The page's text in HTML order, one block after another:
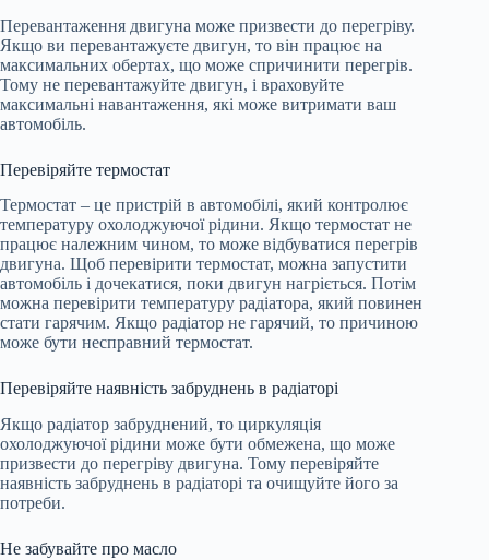
Перевантаження двигуна може призвести до перегріву.
Якщо ви перевантажуєте двигун, то він працює на
максимальних обертах, що може спричинити перегрів.
Тому не перевантажуйте двигун, і враховуйте
максимальні навантаження, які може витримати ваш
автомобіль.
Перевіряйте термостат
Термостат – це пристрій в автомобілі, який контролює
температуру охолоджуючої рідини. Якщо термостат не
працює належним чином, то може відбуватися перегрів
двигуна. Щоб перевірити термостат, можна запустити
автомобіль і дочекатися, поки двигун нагріється. Потім
можна перевірити температуру радіатора, який повинен
стати гарячим. Якщо радіатор не гарячий, то причиною
може бути несправний термостат.
Перевіряйте наявність забруднень в радіаторі
Якщо радіатор забруднений, то циркуляція
охолоджуючої рідини може бути обмежена, що може
призвести до перегріву двигуна. Тому перевіряйте
наявність забруднень в радіаторі та очищуйте його за
потреби.
Не забувайте про масло